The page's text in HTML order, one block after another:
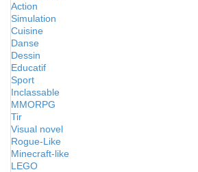
Action
Simulation
Cuisine
Danse
Dessin
Educatif
Sport
Inclassable
MMORPG
Tir
Visual novel
Rogue-Like
Minecraft-like
LEGO